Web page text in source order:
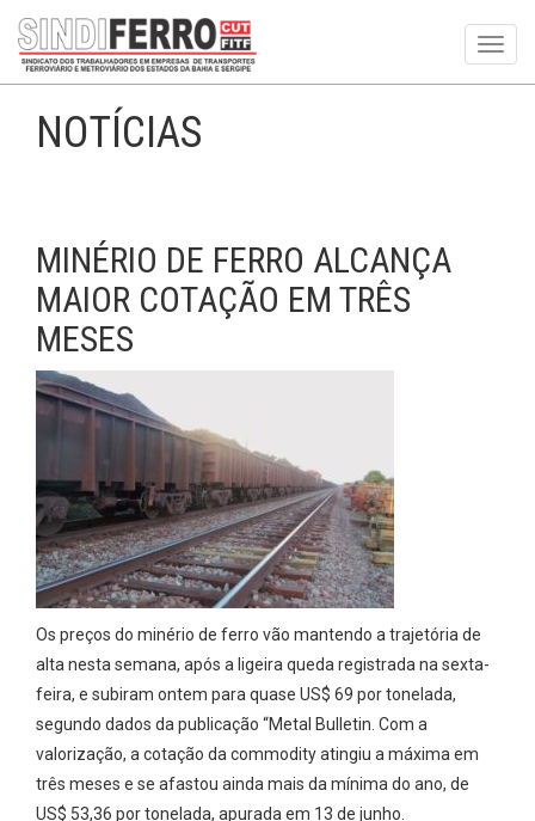
NOTÍCIAS
MINÉRIO DE FERRO ALCANÇA
MAIOR COTAÇÃO EM TRÊS
MESES
Os preços do minério de ferro vão mantendo a trajetória de
alta nesta semana, após a ligeira queda registrada na sexta-
feira, e subiram ontem para quase US$ 69 por tonelada,
segundo dados da publicação “Metal Bulletin. Com a
valorização, a cotação da commodity atingiu a máxima em
três meses e se afastou ainda mais da mínima do ano, de
US$ 53,36 por tonelada, apurada em 13 de junho.